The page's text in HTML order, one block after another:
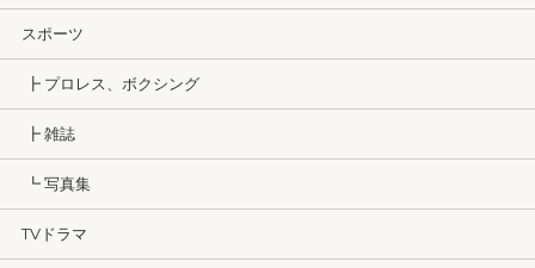
スポーツ
┣ プロレス、ボクシング
┣ 雑誌
┗ 写真集
TVドラマ